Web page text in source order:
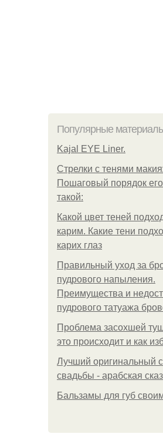
Популярные
Kajal EYE Liner.
Стрелки с тенями
Пошаговый порядок
такой:
Какой цвет теней
карим. Какие тени
карих глаз
Правильный уход за
пудрового напыления.
Преимущества и
пудрового татуажа
Проблема засохшей
это происходит и как
Лучший оригинальный
свадьбы - арабская
Бальзамы для губ